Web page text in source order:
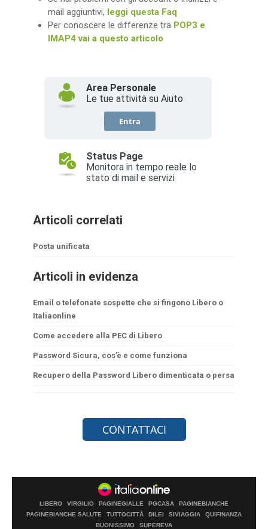
mail aggiuntivi, leggi questa Faq
Per conoscere le differenze tra POP3 e
IMAP4 vai a questo articolo
Articoli correlati
Posta unificata
Articoli in evidenza
Email o telefonate sospette che si fingono Libero o
Italiaonline
Come accedere alla PEC di Libero
Password Sicura, cos’è e come funziona
Recupero della Password Libero dimenticata o persa
LIBERO VIRGILIO PAGINEGIALLE PGCASA
PAGINEBIANCHE
PAGINEBIANCHE SALUTE
TUTTOCITTÀ DILEI SIVIAGGIA
QUIFINANZA
BUONISSIMO
SUPEREVA